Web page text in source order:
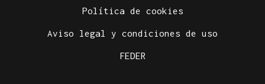
Política de cookies
Aviso legal y condiciones de uso
FEDER